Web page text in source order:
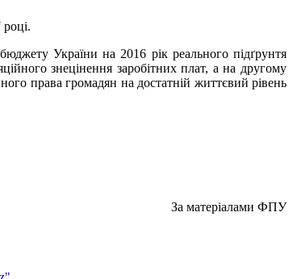
України на 2016 рік реального підґрунтя
знецінення заробітних плат, а на другому
права громадян на достатній життєвий рівень
За матеріалами ФПУ